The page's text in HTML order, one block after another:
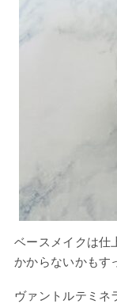
ベースメイクは仕
かからないかもす
ヴァントルテミネ